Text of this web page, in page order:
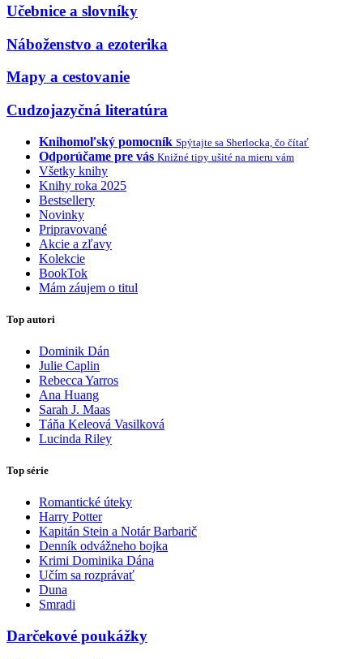
Učebnice a slovníky
Náboženstvo a ezoterika
Mapy a cestovanie
Cudzojazyčná literatúra
Knihomoľský pomocník Spýtajte sa Sherlocka, čo čítať
Odporúčame pre vás Knižné tipy ušité na mieru vám
Všetky knihy
Knihy roka 2025
Bestsellery
Novinky
Pripravované
Akcie a zľavy
Kolekcie
BookTok
Mám záujem o titul
Top autori
Dominik Dán
Julie Caplin
Rebecca Yarros
Ana Huang
Sarah J. Maas
Táňa Keleová Vasilková
Lucinda Riley
Top série
Romantické úteky
Harry Potter
Kapitán Stein a Notár Barbarič
Denník odvážneho bojka
Krimi Dominika Dána
Učím sa rozprávať
Duna
Smradi
Darčekové poukážky